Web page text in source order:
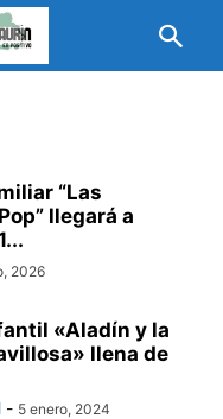
“Las
llegará a
2026
«Aladín y la
llena de
- 5 enero, 2024